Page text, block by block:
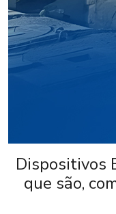
Dispositivos
que são,